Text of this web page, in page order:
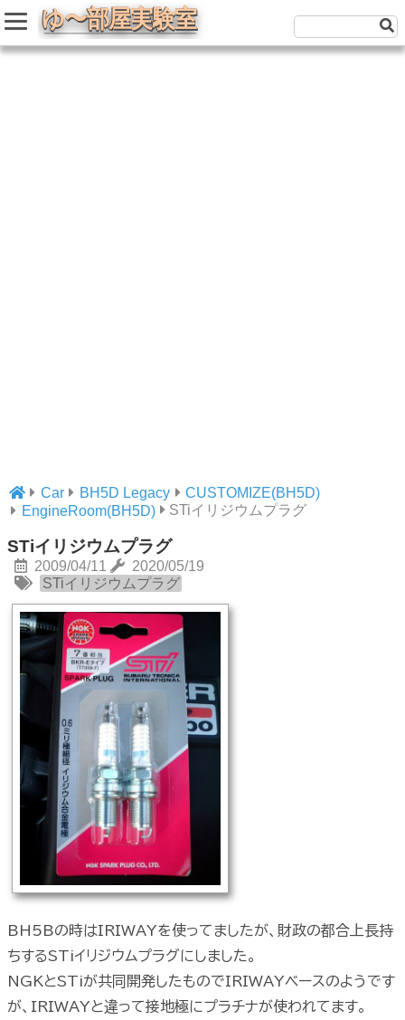
Car BH5D Legacy
CUSTOMIZE(BH5D)
EngineRoom(BH5D)
STiイリジウムプラグ
STiイリジウムプラグ
2009/04/11
2020/05/19
STiイリジウムプラグ
BH5Bの時はIRIWAYを使ってましたが、財政の都合上長持
ちするSTiイリジウムプラグにしました。
NGKとSTiが共同開発したものでIRIWAYベースのようです
が、IRIWAYと違って接地極にプラチナが使われてます。